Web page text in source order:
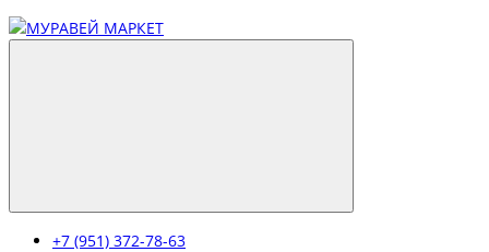
+7 (951) 372-78-63